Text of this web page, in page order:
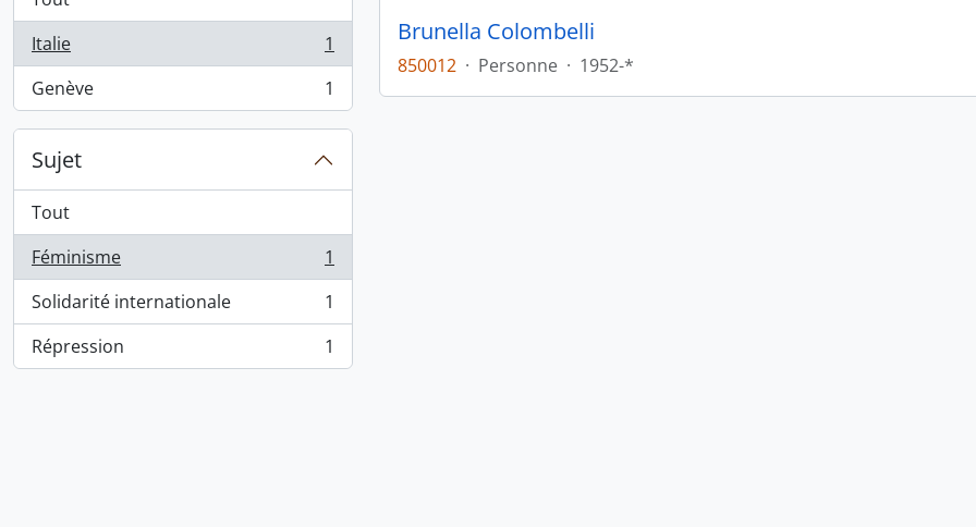
Italie
, 1 résultats
1
Genève
, 1 résultats 1
Sujet
Tout
Féminisme
, 1 résultats
1
Solidarité internationale
, 1 résultats
1
Répression
, 1 résultats 1
Brunella Colombelli
850012 · Personne · 1952-*